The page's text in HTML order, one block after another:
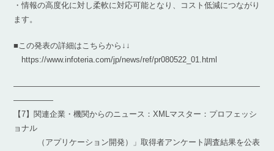
・情報の高度化に対し柔軟に対応可能となり、コスト低減につながり
ます。
■この発表の詳細はこちらから↓↓
https://www.infoteria.com/jp/news/ref/pr080522_01.html
―――――――――――――――――――――――――――――――
―――――
【7】関連企業・機関からのニュース：XMLマスター：プロフェッシ
ョナル
（アプリケーション開発）」取得者アンケート調査結果を公表